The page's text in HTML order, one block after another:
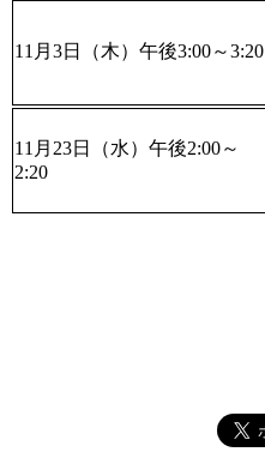
11月3日（木）午後3:00～3:20
11月23日（水）午後2:00～
2:20